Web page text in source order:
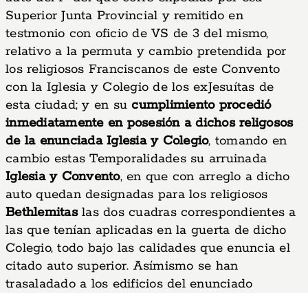
Superior Junta Provincial y remitido en
testmonio con oficio de VS de 3 del mismo,
relativo a la permuta y cambio pretendida por
los religiosos Franciscanos de este Convento
con la Iglesia y Colegio de los exJesuítas de
esta ciudad; y en sucumplimiento procedió
inmediatamente en posesión a dichos religosos
de la enunciada Iglesia y Colegio, tomando en
cambio estas Temporalidades su arruinada
Iglesia y Convento, en que con arreglo a dicho
auto quedan designadas para los religiosos
Bethlemitaslas dos cuadras correspondientes a
las que tenían aplicadas en la guerta de dicho
Colegio, todo bajo las calidades que enuncia el
citado auto superior. Asímismo se han
trasaladado a los edificios del enunciado